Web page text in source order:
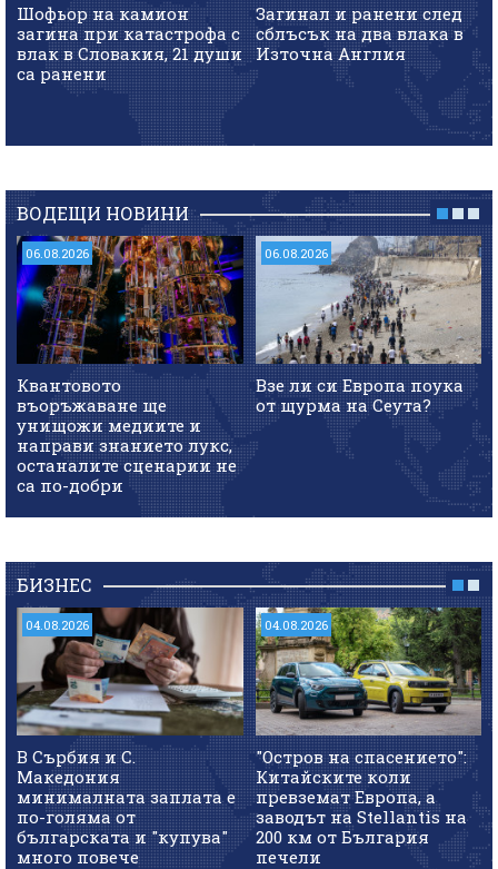
Шофьор на камион
загина при катастрофа с
влак в Словакия, 21 души
са ранени
Загинал и ранени след
сблъсък на два влака в
Източна Англия
ВОДЕЩИ НОВИНИ
06.08.2026
Квантовото
въоръжаване ще
унищожи медиите и
направи знанието лукс,
останалите сценарии не
са по-добри
06.08.2026
Взе ли си Европа поука
от щурма на Сеута?
БИЗНЕС
04.08.2026
В Сърбия и С.
Македония
минималната заплата е
по-голяма от
българската и "купува"
много повече
04.08.2026
"Остров на спасението":
Китайските коли
превземат Европа, а
заводът на Stellantis на
200 км от България
печели